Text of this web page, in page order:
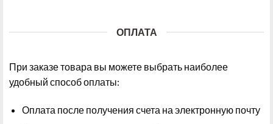
ОПЛАТА
При заказе товара вы можете выбрать наиболее
удобный способ оплаты:
Оплата после получения счета на электронную почту